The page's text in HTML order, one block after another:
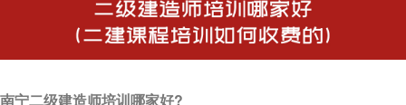
南宁二级建造师培训哪家好?